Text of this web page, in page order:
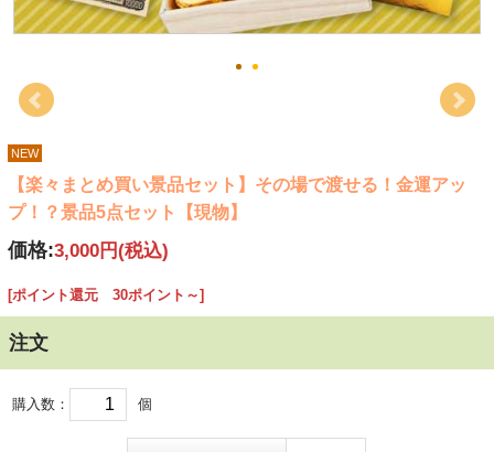
NEW
【楽々まとめ買い景品セット】その場で渡せる！金運アッ
プ！？景品5点セット【現物】
価格:3,000円(税込)
[ポイント還元 30ポイント～]
注文
購入数： 個